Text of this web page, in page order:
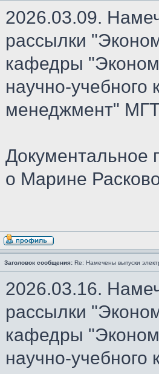
2026.03.09.
рассылки
кафедры
научно-
менеджмент"
Документальное
о Марине
Заголовок сообщения: Re: Намечены выпуски
2026.03.16.
рассылки
кафедры
научно-